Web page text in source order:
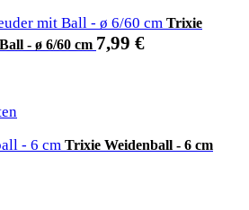
Trixie
- ø 6/60 cm 7,99 €
Trixie Weidenball - 6 cm